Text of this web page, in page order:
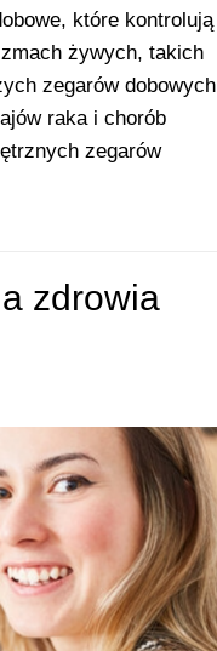
które kontrolują
żywych, takich
zegarów dobowych
raka i chorób
zegarów
zdrowia